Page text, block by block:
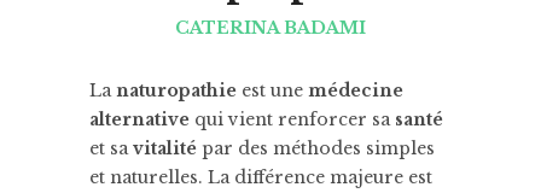
CATERINA BADAMI
Lanaturopathie est une médecine
alternative qui vient renforcer sa santé
et savitalité par des méthodes simples
et naturelles. La différence majeure est